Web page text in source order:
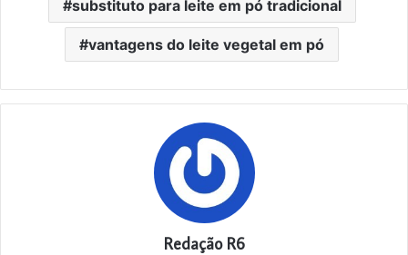
substituto para leite em pó tradicional
vantagens do leite vegetal em pó
Redação R6